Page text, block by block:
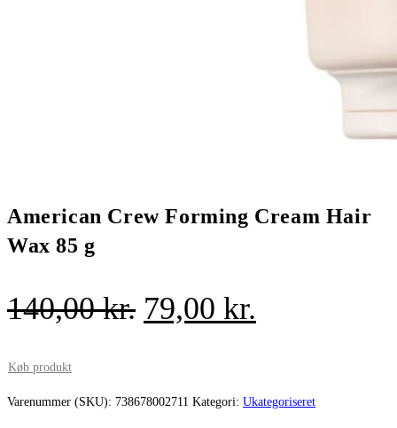
American Crew Forming Cream Hair
Wax 85 g
140,00kr. Den
var:
79,00 kr.
er:
Køb produkt
Varenummer (SKU): 738678002711 Kategori: Ukategoriseret